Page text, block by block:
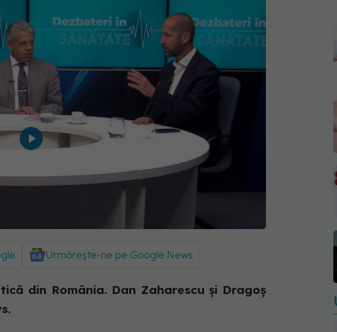
Urmărește-ne pe Google News
din România. Dan Zaharescu și Dragoș